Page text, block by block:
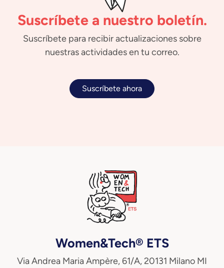
Suscríbete a nuestro boletín.
Suscríbete para recibir actualizaciones sobre
nuestras actividades en tu correo.
Suscríbete ahora
Women&Tech® ETS
Via Andrea Maria Ampère, 61/A, 20131 Milano MI